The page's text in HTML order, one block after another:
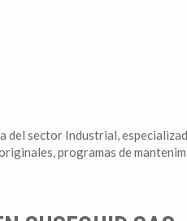
del sector Industrial,
programas de